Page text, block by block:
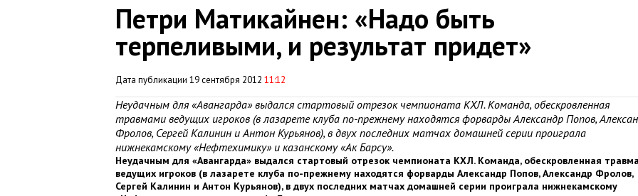
Петри Матикайнен: «Надо быть
терпеливыми, и результат придет»
Дата публикации 19 сентября 2012 11:12
Неудачным для «Авангарда» выдался стартовый отрезок чемпионата КХЛ. Команда, обескровленная
травмами ведущих игроков (в лазарете клуба по-прежнему находятся форварды Александр Попов,
Фролов, Сергей Калинин и Антон Курьянов), в двух последних матчах домашней серии проиграла
нижнекамскому «Нефтехимику» и казанскому «Ак Барсу».
Неудачным для «Авангарда» выдался стартовый отрезок чемпионата КХЛ. Команда, обескровленная
ведущих игроков (в лазарете клуба по-прежнему находятся форварды Александр Попов, Александр Фролов,
Сергей Калинин и Антон Курьянов), в двух последних матчах домашней серии проиграла нижнекамскому